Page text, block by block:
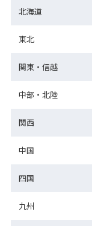
北海道
東北
関東・信越
中部・北陸
関西
中国
四国
九州